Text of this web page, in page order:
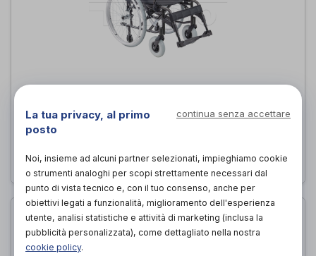
di Demarta-Virginio
La tua privacy, al primo
posto
continua senza accettare
Noi, insieme ad alcuni partner selezionati, impieghiamo cookie
o strumenti analoghi per scopi strettamente necessari dal
punto di vista tecnico e, con il tuo consenso, anche per
obiettivi legati a funzionalità, miglioramento dell'esperienza
utente, analisi statistiche e attività di marketing (inclusa la
pubblicità personalizzata), come dettagliato nella nostra
cookie policy.